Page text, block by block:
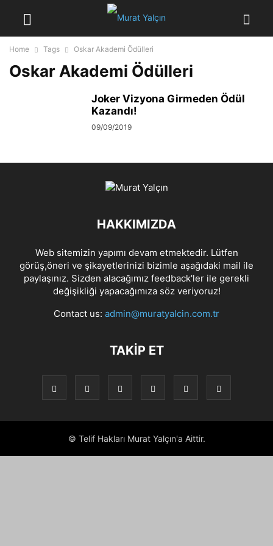
Home Tags Oskar Akademi Ödülleri
Oskar Akademi Ödülleri
Joker Vizyona Girmeden Ödül
Kazandı!
09/09/2019
HAKKIMIZDA
Web sitemizin yapımı devam etmektedir. Lütfen
görüş,öneri ve şikayetlerinizi bizimle aşağıdaki mail ile
paylaşınız. Sizden alacağımız feedback'ler ile gerekli
değişikliği yapacağımıza söz veriyoruz!
Contact us: admin@muratyalcin.com.tr
TAKIP ET
© Telif Hakları Murat Yalçın'a Aittir.